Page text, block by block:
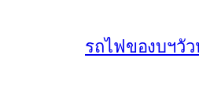
รถไฟของบฯวั